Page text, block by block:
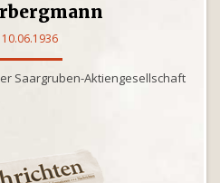
10.06.1936
Saargruben-Aktiengesellschaft